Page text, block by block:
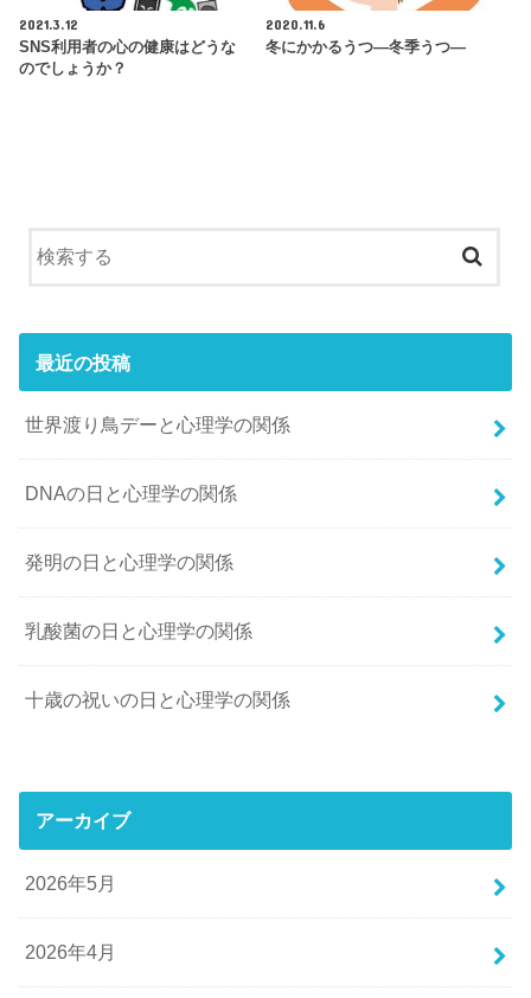
2021.3.12
SNS利用者の心の健康はどうな
のでしょうか？
2020.11.6
冬にかかるうつ―冬季うつ―
最近の投稿
世界渡り鳥デーと心理学の関係
DNAの日と心理学の関係
発明の日と心理学の関係
乳酸菌の日と心理学の関係
十歳の祝いの日と心理学の関係
アーカイブ
2026年5月
2026年4月